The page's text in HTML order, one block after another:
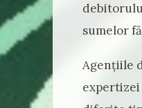
sumelor
Agențiile
expertizei